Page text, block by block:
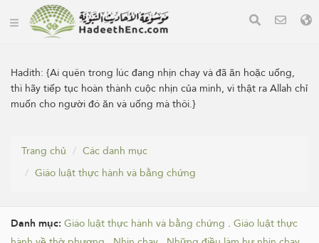
Hadith:{Ai quên trong lúc đang nhịn chay và đã ăn hoặc uống,
thì hãy tiếp tục hoàn thành cuộc nhịn của mình, vì thật ra Allah chỉ
muốn cho người đó ăn và uống mà thôi.}
Trang chủ
Các danh mục
Giáo luật thực hành và bằng chứng
Danh mục: Giáo luật thực hành và bằng chứng . Giáo luật thực